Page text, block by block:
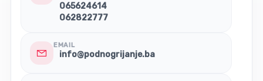
065624614
062822777
EMAIL
info@podnogrijanje.ba